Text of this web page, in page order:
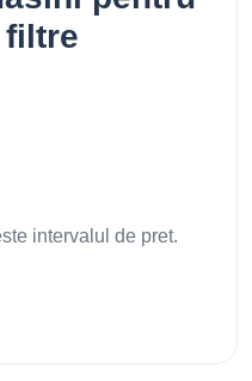
filtre
intervalul de pret.